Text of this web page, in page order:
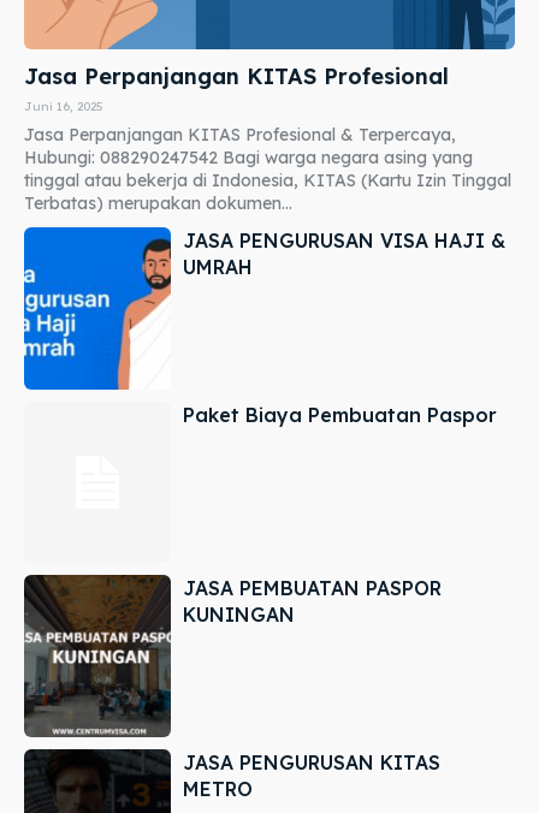
Jasa Perpanjangan KITAS Profesional
Juni 16, 2025
Jasa Perpanjangan KITAS Profesional & Terpercaya,
Hubungi: 088290247542 Bagi warga negara asing yang
tinggal atau bekerja di Indonesia, KITAS (Kartu Izin Tinggal
Terbatas) merupakan dokumen...
JASA PENGURUSAN VISA HAJI &
UMRAH
Paket Biaya Pembuatan Paspor
JASA PEMBUATAN PASPOR
KUNINGAN
JASA PENGURUSAN KITAS
METRO